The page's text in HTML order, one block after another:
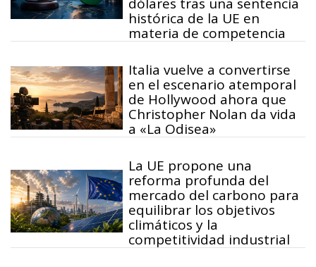
histórica de la UE en
materia de competencia
Italia vuelve a convertirse
en el escenario atemporal
de Hollywood ahora que
Christopher Nolan da vida
a «La Odisea»
La UE propone una
reforma profunda del
mercado del carbono para
equilibrar los objetivos
climáticos y la
competitividad industrial